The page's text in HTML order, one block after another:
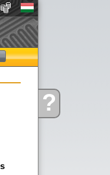
Kérdése?